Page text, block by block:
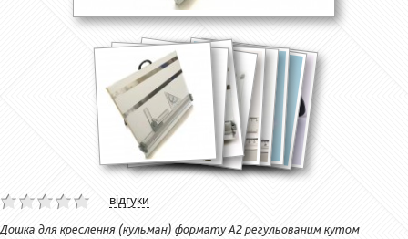
відгуки
Дошка для креслення (кульман) формату А2 регульованим кутом